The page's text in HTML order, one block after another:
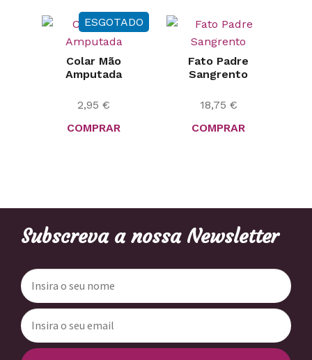
ESGOTADO
Colar Mão
Amputada
2,95 €
COMPRAR
Fato Padre
Sangrento
18,75 €
COMPRAR
Subscreva a nossa Newsletter